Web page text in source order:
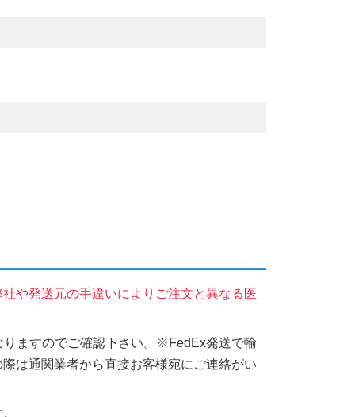
や発送元の手違いによりご注文と異なる医
ますのでご確認下さい。※FedEx発送で輸
は通関業者から直接お客様宛にご連絡がい